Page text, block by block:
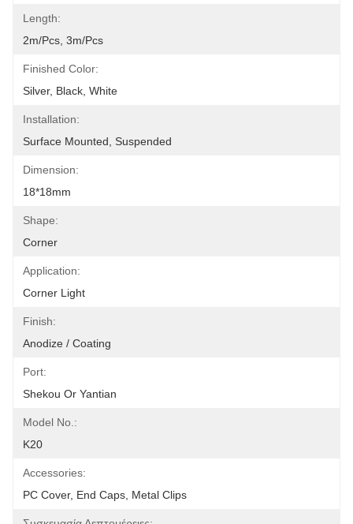
Length:
2m/pcs, 3m/pcs
Finished Color:
Silver, Black, White
Installation:
Surface Mounted, Suspended
Dimension:
18*18mm
Shape:
Corner
Application:
Corner Light
Finish:
Anodize / Coating
Port:
Shekou Or Yantian
Model No.:
K20
Accessories:
PC Cover, End Caps, Metal Clips